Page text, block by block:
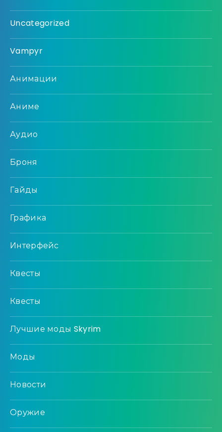
Uncategorized
Vampyr
Анимации
Аниме
Аудио
Броня
Гайды
Графика
Интерфейс
Квесты
Квесты
Лучшие моды Skyrim
Моды
Новости
Оружие